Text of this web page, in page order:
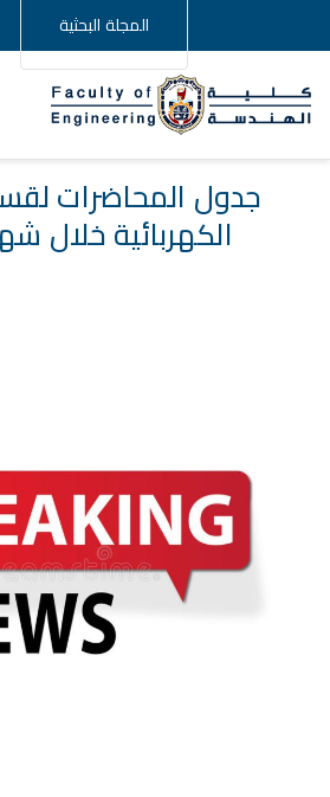
المجلة البحثية
جدول المحاضرات
الكهربائية خلال